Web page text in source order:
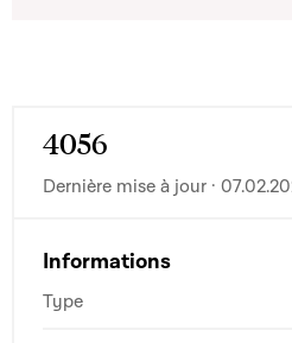
4056
Dernière mise à jour ·
Informations
Type